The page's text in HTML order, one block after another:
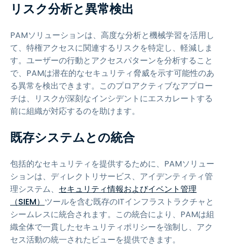
リスク分析と異常検出
PAMソリューションは、高度な分析と機械学習を活用し
て、特権アクセスに関連するリスクを特定し、軽減しま
す。ユーザーの行動とアクセスパターンを分析すること
で、PAMは潜在的なセキュリティ脅威を示す可能性のあ
る異常を検出できます。このプロアクティブなアプロー
チは、リスクが深刻なインシデントにエスカレートする
前に組織が対応するのを助けます。
既存システムとの統合
包括的なセキュリティを提供するために、PAMソリュー
ションは、ディレクトリサービス、アイデンティティ管
理システム、 セキュリティ情報およびイベント管理
（SIEM） ツールを含む既存のITインフラストラクチャと
シームレスに統合されます。この統合により、PAMは組
織全体で一貫したセキュリティポリシーを強制し、アク
セス活動の統一されたビューを提供できます。